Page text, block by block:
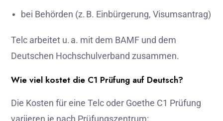
bei Behörden (z. B. Einbürgerung, Visumsantrag)
Telc arbeitet u. a. mit dem BAMF und dem
Deutschen Hochschulverband zusammen.
Wie viel kostet die C1 Prüfung auf Deutsch?
Die Kosten für eine Telc oder Goethe C1 Prüfung
variieren je nach Prüfungszentrum: